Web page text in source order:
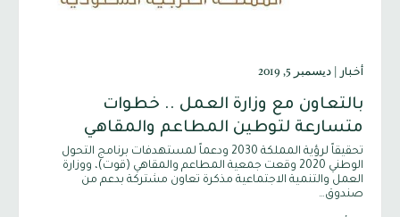
أخبار ديسمبر 5, 2019
بالتعاون مع وزارة العمل .. خطوات
متسارعة لتوطين المطاعم والمقاهي
تحقيقاً لرؤية المملكة 2030 ودعماً لمستهدفات برنامج التحول
الوطني 2020 وقعت جمعية المطاعم والمقاهي (قوت)، ووزارة
العمل والتنمية الاجتماعية مذكرة تعاون مشتركة بدعم من
صندوق…